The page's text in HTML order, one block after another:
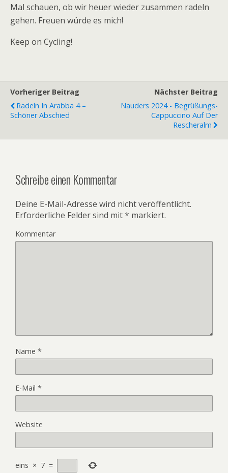
Mal schauen, ob wir heuer wieder zusammen radeln
gehen. Freuen würde es mich!
Keep on Cycling!
Vorheriger Beitrag
Radeln In Arabba 4 –
Schöner Abschied
Nächster Beitrag
Nauders 2024 - Begrüßungs-
Cappuccino Auf Der
Rescheralm
Schreibe einen Kommentar
Deine E-Mail-Adresse wird nicht veröffentlicht.
Erforderliche Felder sind mit* markiert.
Kommentar
Name *
E-Mail *
Website
eins × 7 =